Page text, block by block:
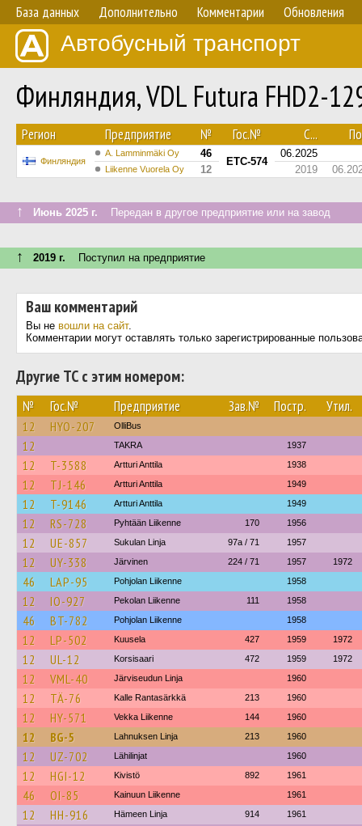
База данных Дополнительно Комментарии Обновления
Автобусный транспорт
Финляндия, VDL Futura FHD2-
Регион Предприятие № Гос.№ С...
Финляндия
A. Lamminmäki Oy 46
ETC-574
06.2025
Liikenne Vuorela Oy 12 2019
↑ Июнь 2025 г. Передан в другое предприятие или на завод
↑ 2019 г. Поступил на предприятие
Ваш комментарий
Вы не вошли на сайт.
Комментарии могут оставлять только зарегистрированные
Другие ТС с этим номером:
№ Гос.№ Предприятие Зав.№ Постр. Утил.
12 HYO-207 OlliBus
12 TAKRA 1937
12 T-3588 Artturi Anttila 1938
12 TJ-146 Artturi Anttila 1949
12 T-9146 Artturi Anttila 1949
12 RS-728 Pyhtään Liikenne 170 1956
12 UE-857 Sukulan Linja 97a / 71 1957
12 UY-338 Järvinen 224 / 71 1957 1972
46 LAP-95 Pohjolan Liikenne 1958
12 IO-927 Pekolan Liikenne 111 1958
46 BT-782 Pohjolan Liikenne 1958
12 LP-502 Kuusela 427 1959 1972
12 UL-12 Korsisaari 472 1959 1972
12 VML-40 Järviseudun Linja 1960
12 TÄ-76 Kalle Rantasärkkä 213 1960
12 HY-571 Vekka Liikenne 144 1960
12 BG-5 Lahnuksen Linja 213 1960
12 UZ-702 Lähilinjat 1960
12 HGI-12 Kivistö 892 1961
46 OI-85 Kainuun Liikenne 1961
12 HH-916 Hämeen Linja 914 1961